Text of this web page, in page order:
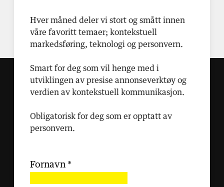
Hver måned deler vi stort og smått innen
våre favoritt temaer; kontekstuell
markedsføring, teknologi og personvern.
Smart for deg som vil henge med i
utviklingen av presise annonseverktøy og
verdien av kontekstuell kommunikasjon.
Obligatorisk for deg som er opptatt av
personvern.
Fornavn *